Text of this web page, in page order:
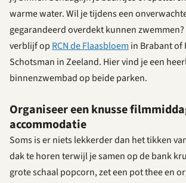
warme water. Wil je tijdens een
gegarandeerd overdekt kunnen zwemmen?
verblijf op RCN de Flaasbloem in Brabant of
Schotsman in Zeeland. Hier vind je een
binnenzwembad op beide parken.
Organiseer een knusse
accommodatie
Soms is er niets lekkerder dan het tikken
dak te horen terwijl je samen op de bank
grote schaal popcorn, zet een pot thee en